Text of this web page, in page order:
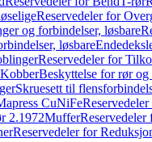
Reservedeler for
og forbindelser, løsbare
løsbare
Reservedeler for
Beskyttelse for rør
Skruesett til
CuNiFe
2.1972MufferReservedeler
Reservedeler for